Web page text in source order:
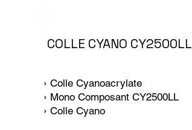
› Colle Cyanoacrylate
› Mono Composant CY2500LL
› Colle Cyano
COLLE CYANO CY2500LL